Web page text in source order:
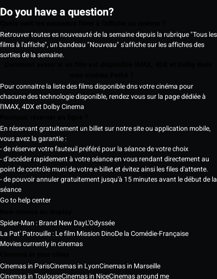
Do you have a question?
Retrouver toutes es nouveauté de la semaine depuis la rubrique "Tous les
films à l'affiche", un bandeau "Nouveau" s'affiche sur les affiches des
sorties de la semaine.
Pour connaitre la liste des films disponible dns votre cinéma pour
chacune des technologie disponible, rendez vous sur la page dédiée à
l'IMAX, 4DX et Dolby Cinema
En réservant gratuitement un billet sur notre site ou application mobile,
vous avez la garantie :
- de réserver votre fauteuil préféré pour la séance de votre choix
- d'accéder rapidement à votre séance en vous rendant directement au
point de contrôle muni de votre e-billet et évitez ainsi les files d'attente.
- de pouvoir annuler gratuitement jusqu'à 15 minutes avant le début de la
séance
Go to help center
Spider-Man : Brand New DayL'Odyssée
La Pat' Patrouille : Le film Mission DinoDe la Comédie-Française
Movies currently in cinemas
Cinemas in ParisCinemas in LyonCinemas in Marseille
Cinemas in ToulouseCinemas in NiceCinemas around me